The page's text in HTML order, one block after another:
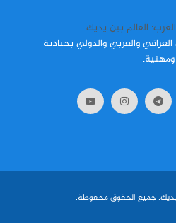
والعربي والدولي بحيادية
ومهنية.
يديك. جميع الحقوق محفوظة.